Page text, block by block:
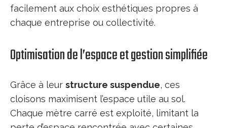
facilement aux choix esthétiques propres à
chaque entreprise ou collectivité.
Optimisation de l’espace et gestion simplifiée
Grâce à leur structure suspendue, ces
cloisons maximisent l’espace utile au sol.
Chaque mètre carré est exploité, limitant la